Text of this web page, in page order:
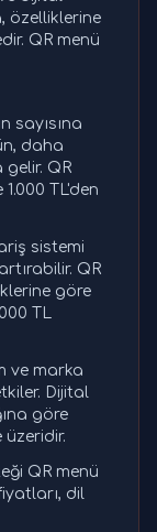
özelliklerine
QR menü
sayısına
daha
gelir. QR
TL'den
sistemi
QR
göre
TL
ve marka
Dijital
göre
üzeridir.
QR menü
dil